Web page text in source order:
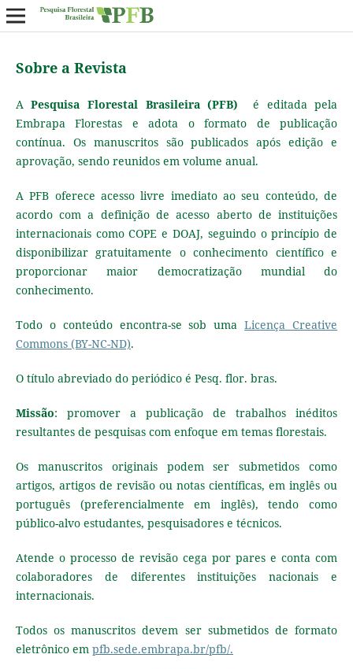
Sobre a Revista
APesquisa Florestal Brasileira (PFB)
é editada pela
Embrapa Florestas e adota o formato de publicação
contínua. Os manuscritos são publicados após edição e
aprovação, sendo reunidos em volume anual.
A PFB oferece acesso livre imediato ao seu conteúdo, de
acordo com a definição de acesso aberto de instituições
internacionais como COPE e DOAJ, seguindo o princípio de
disponibilizar gratuitamente o conhecimento científico e
proporcionar maior democratização mundial do
conhecimento.
Todo o conteúdo encontra-se sob umaLicença Creative
Commons (BY-NC-ND).
O título abreviado do periódico é Pesq. flor. bras.
Missão: promover a publicação de trabalhos inéditos
resultantes de pesquisas com enfoque em temas florestais.
Os manuscritos originais podem ser submetidos como
artigos, artigos de revisão ou notas científicas, em inglês ou
português (preferencialmente em inglês), tendo como
público-alvo estudantes, pesquisadores e técnicos.
Atende o processo de revisão cega por pares e conta com
colaboradores de diferentes instituições nacionais e
internacionais.
Todos os manuscritos devem ser submetidos de formato
eletrônico em pfb.sede.embrapa.br/pfb/.